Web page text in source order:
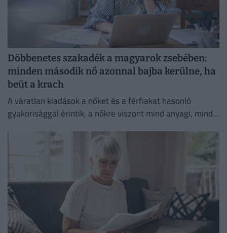
Döbbenetes szakadék a magyarok zsebében:
minden második nő azonnal bajba kerülne, ha
beüt a krach
A váratlan kiadások a nőket és a férfiakat hasonló
gyakorisággal érintik, a nőkre viszont mind anyagi, mind